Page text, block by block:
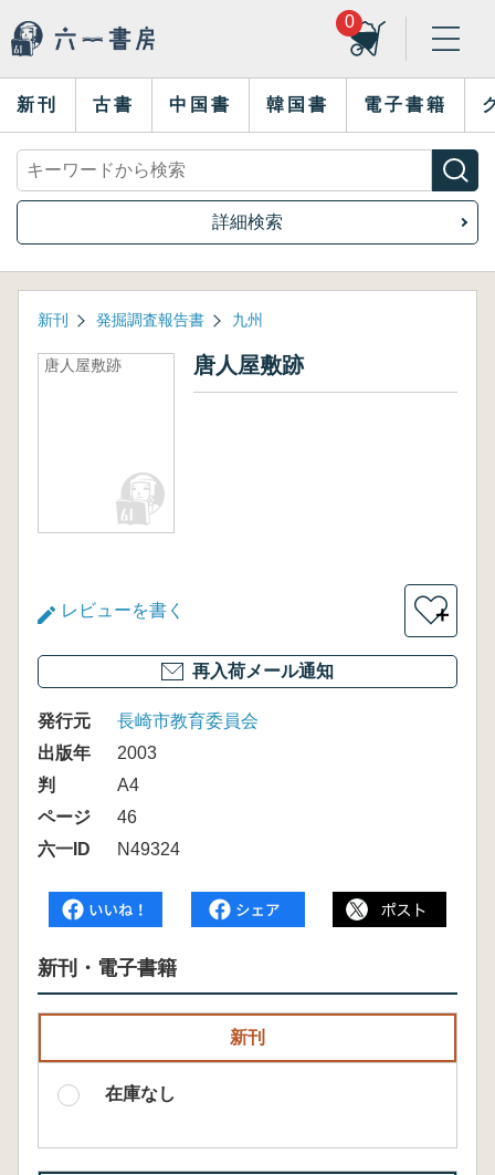
0
新刊 古書 中国書 韓国書 電子書籍
詳細検索
新刊 発掘調査報告書 九州
唐人屋敷跡 唐人屋敷跡
レビューを書く ＋
再入荷メール通知
発行元
長崎市教育委員会
出版年
2003
判
A4
ページ
46
六一ID
N49324
新刊・電子書籍
新刊
在庫なし